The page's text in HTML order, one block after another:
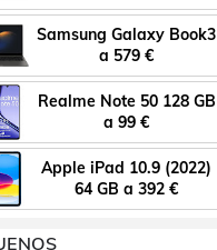
Samsung Galaxy Book3
a 579 €
Realme Note 50 128 GB
a 99 €
Apple iPad 10.9 (2022)
64 GB a 392 €